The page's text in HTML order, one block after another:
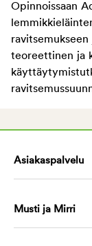
Opinnoissaan
teoreettinen ja
Asiakaspalvelu
Musti ja Mirri